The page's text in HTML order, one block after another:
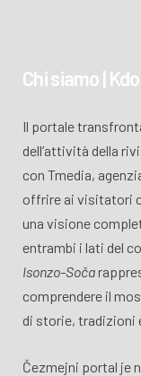
Chi siamo |
Il portale
dell’attività della
con Tmedia,
offrire ai visitatori
una visione
entrambi i lati del
Isonzo-Soča
comprendere il
di storie, tradizioni
Čezmejni portal je